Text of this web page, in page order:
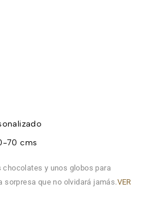
70 cms
y unos globos para
sorpresa que no olvidará jamás.VER